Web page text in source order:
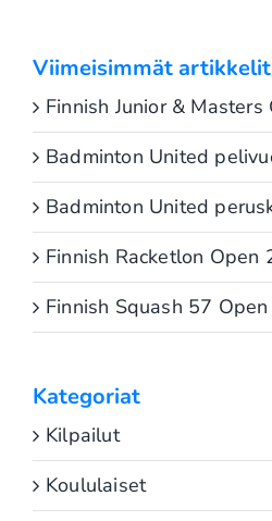
Viimeisimmät artikkelit
Finnish Junior &
Badminton United
Badminton United
Finnish Racketlon Open
Finnish Squash 57 Open
Kategoriat
Kilpailut
Koululaiset